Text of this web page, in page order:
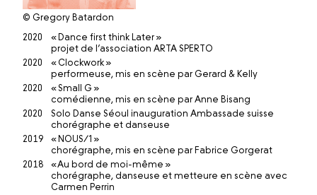
© Gregory Batardon
2020
« Dance first think Later »
projet de l’association ARTA SPERTO
2020
« Clockwork »
performeuse, mis en scène par Gerard & Kelly
2020
« Small G »
comédienne, mis en scène par Anne Bisang
2020
Solo Danse Séoul inauguration Ambassade suisse
chorégraphe et danseuse
2019
« NOUS/1 »
chorégraphe, mis en scène par Fabrice Gorgerat
2018
« Au bord de moi-même »
chorégraphe, danseuse et metteure en scène avec
Carmen Perrin